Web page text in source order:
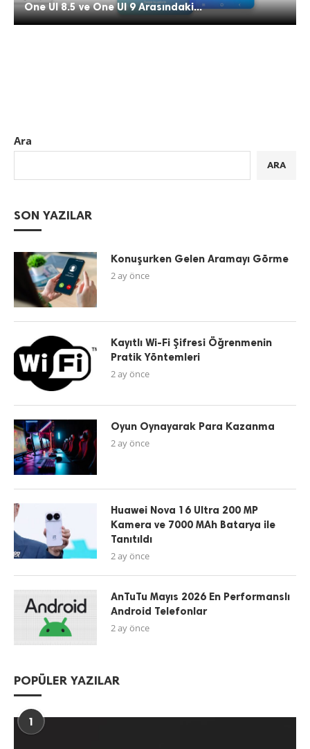
One UI 8.5 ve One UI 9 Arasındaki...
Ara
ARA
SON YAZILAR
Konuşurken Gelen Aramayı Görme
2 ay önce
Kayıtlı Wi-Fi Şifresi Öğrenmenin
Pratik Yöntemleri
2 ay önce
Oyun Oynayarak Para Kazanma
2 ay önce
Huawei Nova 16 Ultra 200 MP
Kamera ve 7000 MAh Batarya ile
Tanıtıldı
2 ay önce
AnTuTu Mayıs 2026 En Performanslı
Android Telefonlar
2 ay önce
POPÜLER YAZILAR
1